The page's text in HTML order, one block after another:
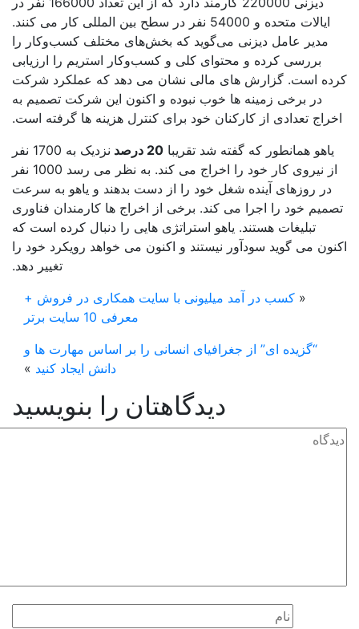
ایالات متحده و 54000 نفر در سطح بین المللی کار می کنند.
مدیر عامل دیزنی می‌گوید که بخش‌های مختلف کسب‌وکار را
بررسی کرده و محتوای کلی و کسب‌وکار استریم را ارزیابی
است. گزارش های مالی نشان می دهد که عملکرد شرکت
در برخی زمینه ها خوب نبوده و اکنون این شرکت تصمیم به
تعدادی از کارکنان خود برای کنترل هزینه ها گرفته است.
یاهو همانطور که گفته شد تقریبا20 درصد
نزدیک به 1700 نفر
از نیروی کار خود را اخراج می کند. به نظر می رسد 1000 نفر
در روزهای آینده شغل خود را از دست بدهند و یاهو به سرعت
خود را اجرا می کند. برخی از اخراج ها کارمندان فناوری
تبلیغات هستند. یاهو استراتژی هایی را دنبال کرده است که
می گوید سودآور نیستند و اکنون می خواهد رویکرد خود را
تغییر دهد.
کسب در آمد میلیونی با سایت همکاری در فروش +
معرفی 10 سایت برتر
“گزیده ای” از جغرافیای انسانی را بر اساس مهارت ها و
دانش ایجاد کنید »
دیدگاهتان را بنویسید